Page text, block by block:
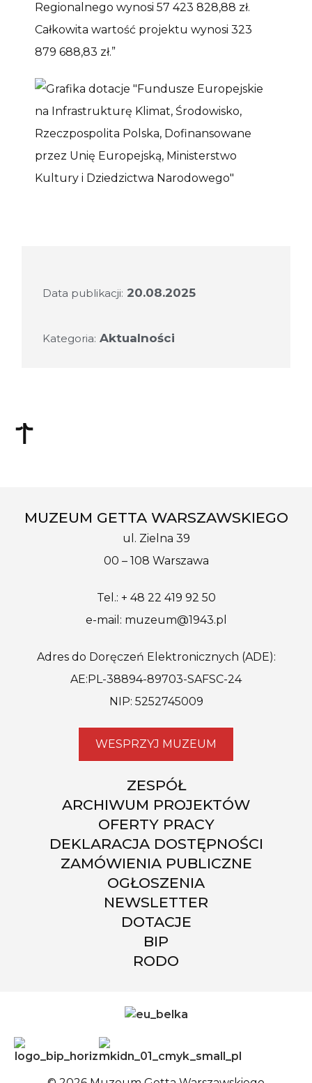
Regionalnego wynosi 57 423 828,88 zł.
Całkowita wartość projektu wynosi 323
879 688,83 zł.”
Data publikacji: 20.08.2025
Kategoria: Aktualności
MUZEUM GETTA WARSZAWSKIEGO
ul. Zielna 39
00 – 108 Warszawa
Tel.: + 48 22 419 92 50
e-mail: muzeum@1943.pl
Adres do Doręczeń Elektronicznych (ADE):
AE:PL-38894-89703-SAFSC-24
NIP: 5252745009
WESPRZYJ MUZEUM
ZESPÓŁ
ARCHIWUM PROJEKTÓW
OFERTY PRACY
DEKLARACJA DOSTĘPNOŚCI
ZAMÓWIENIA PUBLICZNE
OGŁOSZENIA
NEWSLETTER
DOTACJE
BIP
RODO